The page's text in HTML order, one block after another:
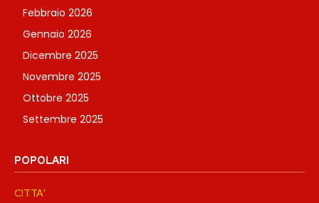
Febbraio 2026
Gennaio 2026
Dicembre 2025
Novembre 2025
Ottobre 2025
Settembre 2025
POPOLARI
CITTA'